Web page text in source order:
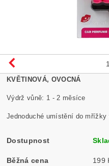
1
KVĚTINOVÁ, OVOCNÁ
Výdrž vůně: 1 - 2 měsíce
Jednoduché umístění do mřížky
Dostupnost
Běžná cena 199